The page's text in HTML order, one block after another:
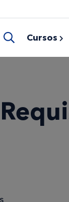
Cursos